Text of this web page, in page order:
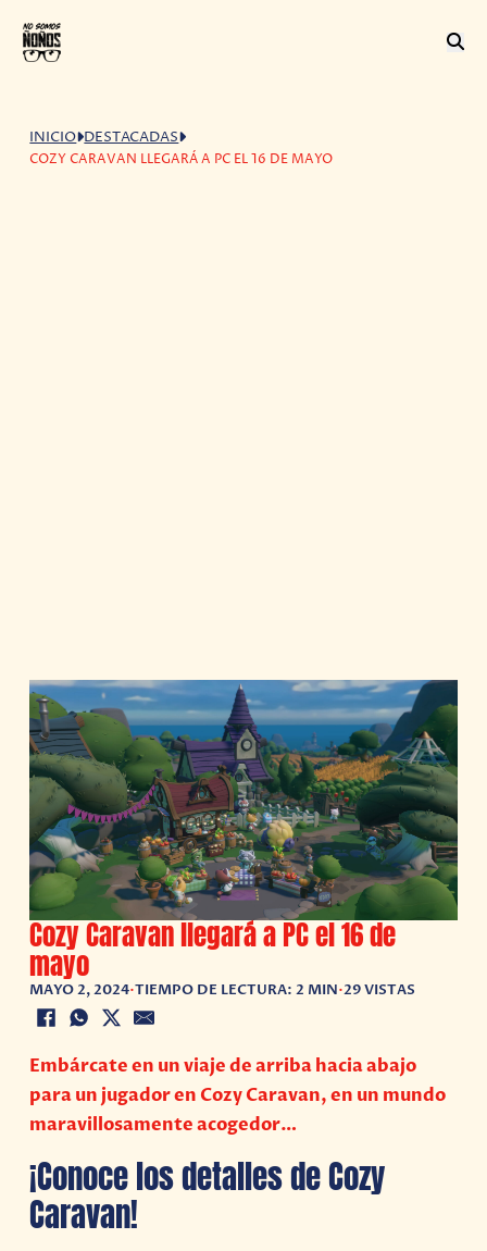
INICIO DESTACADAS
COZY CARAVAN LLEGARÁ A PC EL 16 DE MAYO
Cozy Caravan llegará a PC el 16 de
mayo
MAYO 2, 2024•TIEMPO DE LECTURA: 2 MIN•29 VISTAS
Embárcate en un viaje de arriba hacia abajo
para un jugador en Cozy Caravan, en un mundo
maravillosamente acogedor…
¡Conoce los detalles de Cozy
Caravan!